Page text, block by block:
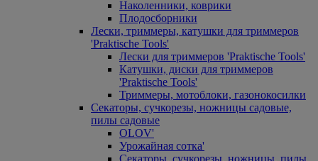
Наколенники, коврики
Плодосборники
Лески, триммеры, катушки для триммеров
'Praktische Tools'
Лески для триммеров 'Praktische Tools'
Катушки, диски для триммеров
'Praktische Tools'
Триммеры, мотоблоки, газонокосилки
Секаторы, сучкорезы, ножницы садовые,
пилы садовые
OLOV'
Урожайная сотка'
Секаторы, сучкорезы, ножницы, пилы